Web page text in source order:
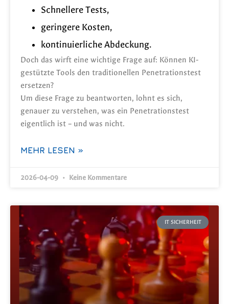
Schnellere Tests,
geringere Kosten,
kontinuierliche Abdeckung.
Doch das wirft eine wichtige Frage auf: Können KI-
gestützte Tools den traditionellen Penetrationstest
ersetzen?
Um diese Frage zu beantworten, lohnt es sich,
genauer zu verstehen, was ein Penetrationstest
eigentlich ist – und was nicht.
MEHR LESEN »
2026-04-09 Keine Kommentare
IT SICHERHEIT